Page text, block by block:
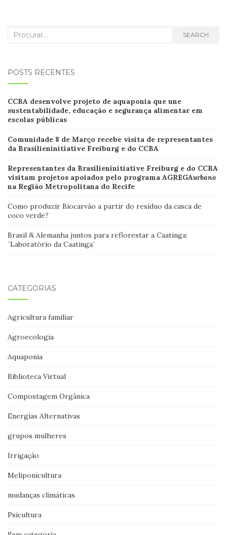
Search
SEARCH
POSTS RECENTES
CCBA desenvolve projeto de aquaponia que une
sustentabilidade, educação e segurança alimentar em
escolas públicas
Comunidade 8 de Março recebe visita de representantes
da Brasilieninitiative Freiburg e do CCBA
Representantes da Brasilieninitiative Freiburg e do CCBA
visitam projetos apoiados pelo programa AGREGAurbano
na Região Metropolitana do Recife
Como produzir Biocarvão a partir do resíduo da casca de
coco verde?
Brasil & Alemanha juntos para reflorestar a Caatinga:
¨Laboratório da Caatinga¨
CATEGORIAS
Agricultura familiar
Agroecologia
Aquaponia
Biblioteca Virtual
Compostagem Orgânica
Energias Alternativas
grupos mulheres
Irrigação
Meliponicultura
mudanças climáticas
Psicultura